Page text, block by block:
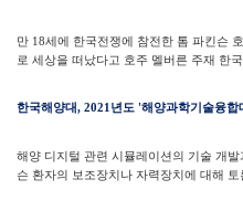
만 18세에 한국전쟁에 참전한 톰 파킨슨
로 세상을 떠났다고 호주 멜버른 주재 한
한국해양대, 2021년도 '해양과학기술융합
해양 디지털 관련 시뮬레이션의 기술 개
슨 환자의 보조장치나 자력장치에 대해